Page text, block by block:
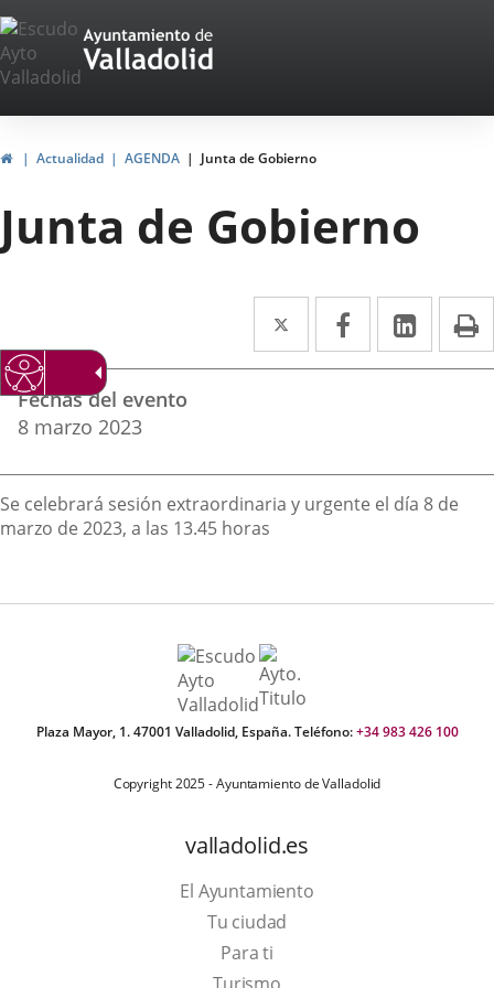
Saltar al contenido
Portal
Web
del
Ayuntamiento
de
Valladolid
InicioActualidad AGENDA Junta de Gobierno
Junta de Gobierno
Twitter
Enlace
a
externa.
Facebook
Enlace
a
externa.
Enlace
a
Datos
del
evento
Fechas del evento
8 marzo 2023
Descripción
Se celebrará sesión extraordinaria y urgente el día 8 de
marzo de 2023, a las 13.45 horas
Plaza Mayor, 1. 47001 Valladolid, España. Teléfono:+34 983 426 100
Copyright 2025 - Ayuntamiento de Valladolid
valladolid.es
El Ayuntamiento
Tu ciudad
Para ti
Este